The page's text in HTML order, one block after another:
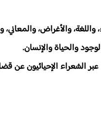
والأغراض، والمعاني،
والحياة والإنسان.
الإحيائيون عن